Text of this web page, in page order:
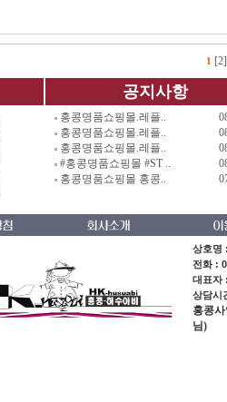
1 [2]
공지사항
홍콩명품쇼핑몰.레플..
홍콩명품쇼핑몰.레플..
홍콩명품쇼핑몰.레플..
#홍콩명품쇼핑몰 #ST ..
홍콩명품쇼핑몰 홍콩..
상호명
전화 :
대표자
상담시
홍콩
님)